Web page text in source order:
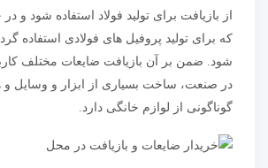
از بازیافت برای تولید فولاد استفاده شود و
که برای تولید پروفیل‌ های فولادی استفاده
شود. ضمن بر آن بازیافت ضایعات مختلف
در صنعت، ساخت بسیاری از ابزار و وسایل و
گوناگونی از لوازم خانگی دارد.